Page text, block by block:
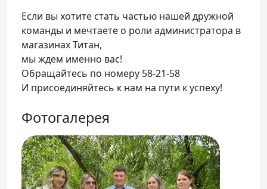
Если вы хотите стать частью нашей дружной
команды и мечтаете о роли администратора в
магазинах Титан,
мы ждем именно вас!
Обращайтесь по номеру 58-21-58
И присоединяйтесь к нам на пути к успеху!
Фотогалерея